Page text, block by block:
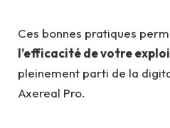
Ces bonnes pratiques
l’efficacité de votre
pleinement parti de la
Axereal Pro.